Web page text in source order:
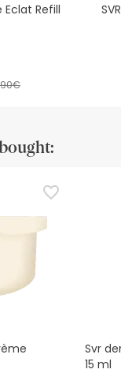
Eclat Refill
Svr
15 ml